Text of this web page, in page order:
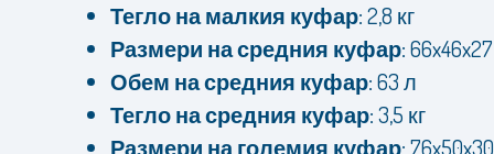
Тегло на малкия куфар:2,8 кг
Размери на средния куфар:
Обем на средния куфар:63 л
Тегло на средния куфар:3,5 кг
Размери на големия куфар: